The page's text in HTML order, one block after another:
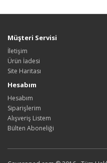
Müşteri Servisi
İletişim
Ürün İadesi
Site Haritası
Hesabım
Hesabım
Siparişlerim
Alışveriş Listem
Bülten Aboneliği